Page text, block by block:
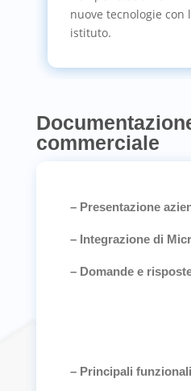
nuove tecnologie
istituto.
commerciale
– Presentazione
– Integrazione di
– Domande e
– Principali